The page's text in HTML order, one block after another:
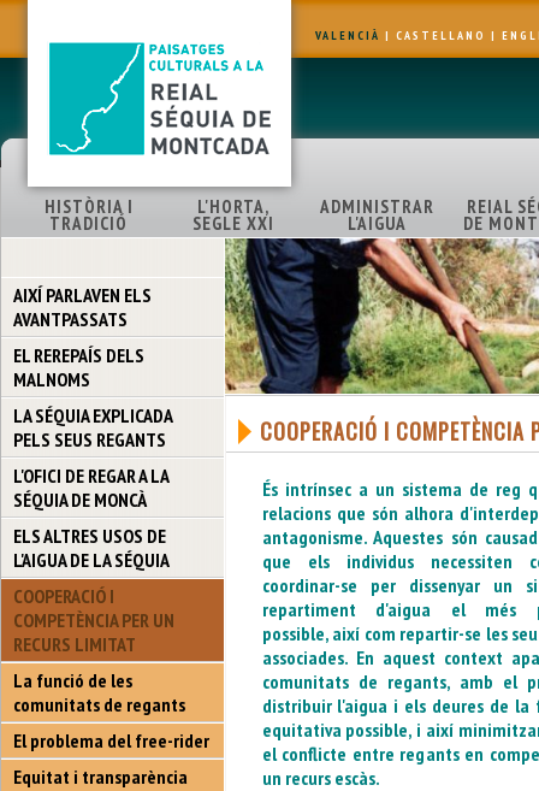
VALENCIÀ | CASTELLANO |
HISTÒRIA I
TRADICIÓ
L'HORTA,
SEGLE XXI
ADMINISTRAR
L'AIGUA
REIAL
DE
AIXÍ PARLAVEN ELS
AVANTPASSATS
EL REREPAÍS DELS
MALNOMS
LA SÉQUIA EXPLICADA
PELS SEUS REGANTS
L'OFICI DE REGAR A LA
SÉQUIA DE MONCÀ
ELS ALTRES USOS DE
L'AIGUA DE LA SÉQUIA
COOPERACIÓ I
COMPETÈNCIA PER UN
RECURS LIMITAT
La funció de les
comunitats de regants
El problema del free-rider
Equitat i transparència
COOPERACIÓ I COMPETÈNCIA
És intrínsec a un sistema de reg
relacions que són alhora
antagonisme. Aquestes són
que els individus necessiten
coordinar-se per dissenyar un
repartiment d'aigua el més
possible, així com repartir-se les
associades. En aquest context
comunitats de regants, amb el
distribuir l'aigua i els deures de la
equitativa possible, i així
el conflicte entre regants en
un recurs escàs.